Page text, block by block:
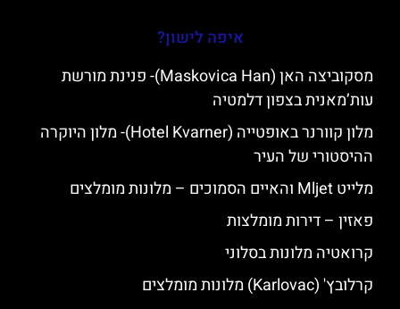
איפה לישון?
מסקוביצה האן (Maskovica Han)- פנינת מורשת
עות’מאנית בצפון דלמטיה
מלון קוורנר באופטייה (Hotel Kvarner)- מלון היוקרה
ההיסטורי של העיר
מלייט Mljet והאיים הסמוכים – מלונות מומלצים
פאזין – דירות מומלצות
קרואטיה מלונות בסלוני
קרלובץ' (Karlovac) מלונות מומלצים